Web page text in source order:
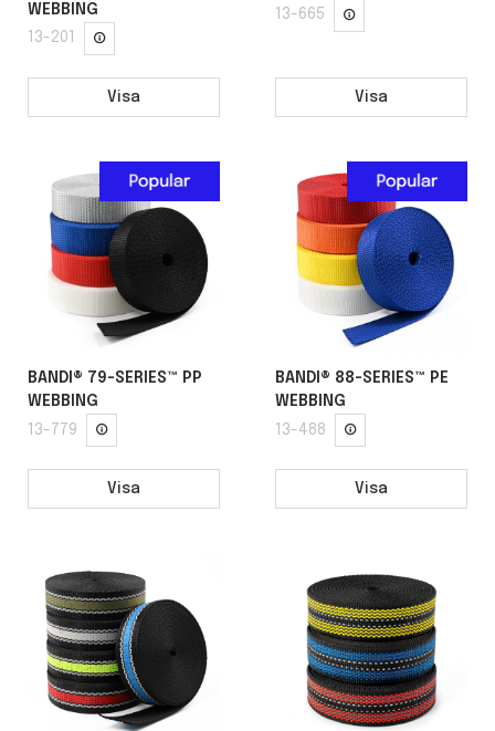
WEBBING
13-201
Visa
13-665
Visa
BANDI® 79-SERIES™ PP
WEBBING
13-779
Visa
BANDI® 88-SERIES™ PE
WEBBING
13-488
Visa